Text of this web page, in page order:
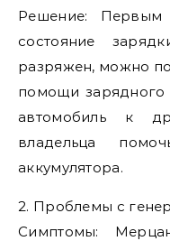
Решение: Первым
состояние
разряжен, можно
помощи зарядного
автомобиль к
владельца
аккумулятора.
2. Проблемы с
Симптомы: